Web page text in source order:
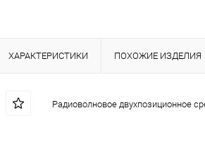
ХАРАКТЕРИСТИКИ ПОХОЖИЕ ИЗДЕЛИЯ
Радиоволновое двухпозиционное